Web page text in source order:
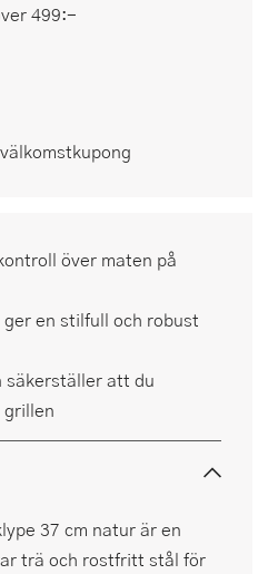
499:-
över maten på
en stilfull och robust
säkerställer att du
grillen
37 cm natur är en
trä och rostfritt stål för